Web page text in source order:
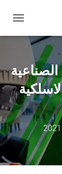
ب
ا
ل
ت
ن
ق
ل
لاسلكية